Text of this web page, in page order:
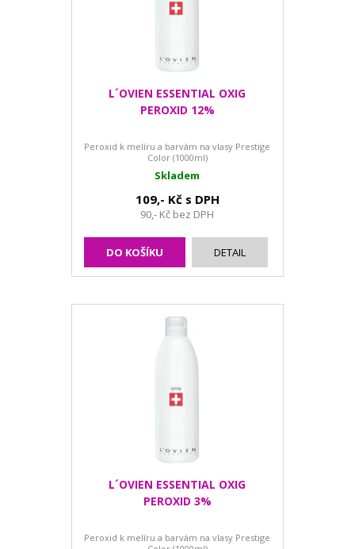
L´OVIEN ESSENTIAL OXIG
PEROXID 12%
Peroxid k melíru a barvám na vlasy Prestige
Color (1000ml)
Skladem
109,- Kč s DPH
90,- Kč bez DPH
DO KOŠÍKU DETAIL
L´OVIEN ESSENTIAL OXIG
PEROXID 3%
Peroxid k melíru a barvám na vlasy Prestige